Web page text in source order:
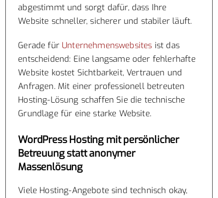
abgestimmt und sorgt dafür, dass Ihre
Website schneller, sicherer und stabiler läuft.
Gerade für Unternehmenswebsites ist das
entscheidend: Eine langsame oder fehlerhafte
Website kostet Sichtbarkeit, Vertrauen und
Anfragen. Mit einer professionell betreuten
Hosting-Lösung schaffen Sie die technische
Grundlage für eine starke Website.
WordPress Hosting mit persönlicher
Betreuung statt anonymer
Massenlösung
Viele Hosting-Angebote sind technisch okay,